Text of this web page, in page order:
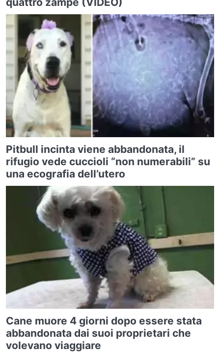
Pitbull incinta viene abbandonata, il
rifugio vede cuccioli “non numerabili” su
una ecografia dell’utero
Cane muore 4 giorni dopo essere stata
abbandonata dai suoi proprietari che
volevano viaggiare